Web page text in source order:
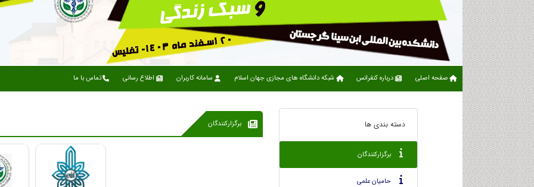
صفحه اصلی درباره کنفرانس شبکه دانشگاه های مجازی جهان اسلام سامانه کاربران اطلاع رسانی تماس با ما
دسته بندی ها
برگزارکنندگان
حامیان علمی
برگزارکنندگان